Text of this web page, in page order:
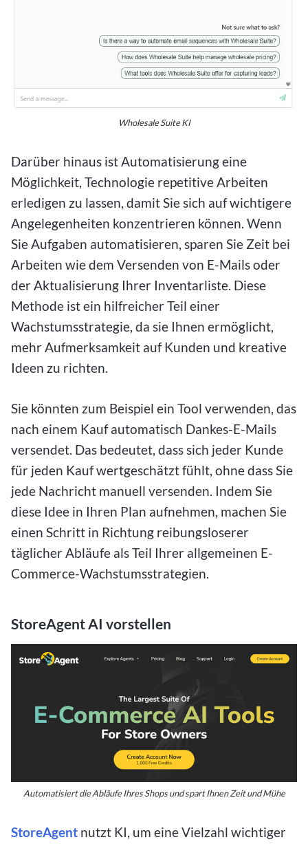
Wholesale Suite KI
Darüber hinaus ist Automatisierung eine
Möglichkeit, Technologie repetitive Arbeiten
erledigen zu lassen, damit Sie sich auf wichtigere
Angelegenheiten konzentrieren können. Wenn
Sie Aufgaben automatisieren, sparen Sie Zeit bei
Arbeiten wie dem Versenden von E-Mails oder
der Aktualisierung Ihrer Inventarliste. Diese
Methode ist ein hilfreicher Teil einer
Wachstumsstrategie, da sie Ihnen ermöglicht,
mehr Aufmerksamkeit auf Kunden und kreative
Ideen zu richten.
Sie könnten zum Beispiel ein Tool verwenden, das
nach einem Kauf automatisch Dankes-E-Mails
versendet. Das bedeutet, dass sich jeder Kunde
für jeden Kauf wertgeschätzt fühlt, ohne dass Sie
jede Nachricht manuell versenden. Indem Sie
diese Idee in Ihren Plan aufnehmen, machen Sie
einen Schritt in Richtung reibungsloserer
täglicher Abläufe als Teil Ihrer allgemeinen E-
Commerce-Wachstumsstrategien.
StoreAgent AI vorstellen
Automatisiert die Abläufe Ihres Shops und spart Ihnen Zeit und Mühe
StoreAgent nutzt KI, um eine Vielzahl wichtiger